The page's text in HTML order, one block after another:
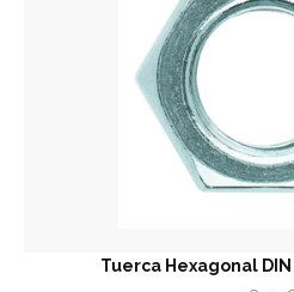
Tuerca Hexagonal DIN